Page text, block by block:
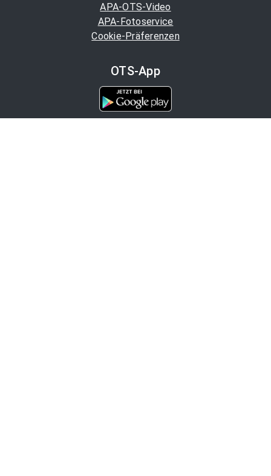
APA-OTS-Video
APA-Fotoservice
Cookie-Präferenzen
OTS-App